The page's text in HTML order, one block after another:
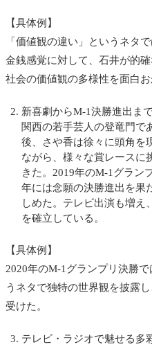
【具体例】
「価値観の違い」というネタ
金銭感覚に対して、石井が的
社会の価値観の多様性を面白お
新喜劇からM-1決勝進出ま
関西の若手芸人の登竜門で
後、さや香は徐々に頭角を
ながら、様々な賞レースに
きた。2019年のM-1グラン
年には念願の決勝進出を果
しめた。テレビ出演も増え
を確立している。
【具体例】
2020年のM-1グランプリ決勝
うネタで独特の世界観を披露
受けた。
テレビ・ラジオで魅せる多